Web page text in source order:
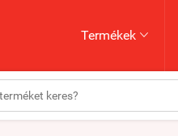
Termékek 